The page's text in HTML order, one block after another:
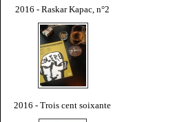
2016 - Raskar Kapac, n°2
2016 - Trois cent soixante